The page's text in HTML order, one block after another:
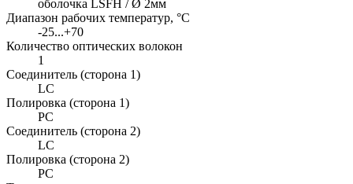
оболочка LSFH / Ø 2мм
Диапазон рабочих температур, °C
-25...+70
Количество оптических волокон
1
Соединитель (сторона 1)
LC
Полировка (сторона 1)
PC
Соединитель (сторона 2)
LC
Полировка (сторона 2)
PC